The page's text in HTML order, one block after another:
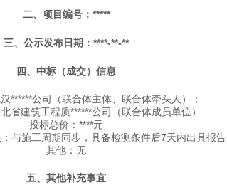
二、项目编号：*****
三、公示发布日期：****-**-**
四、中标（成交）信息
******公司（联合体主体、联合体牵头人）；
程质******公司（联合体成员单位）
投标总价：****元
与施工周期同步，具备检测条件后7天内出具报告
其他：无
五、其他补充事宜